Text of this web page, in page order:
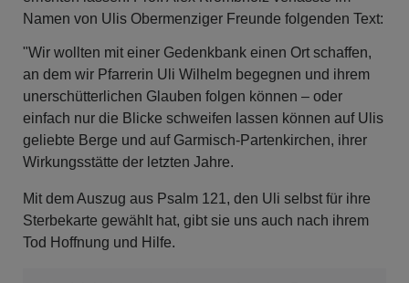
Namen von Ulis Obermenziger Freunde folgenden Text:
"Wir wollten mit einer Gedenkbank einen Ort schaffen,
an dem wir Pfarrerin Uli Wilhelm begegnen und ihrem
unerschütterlichen Glauben folgen können – oder
einfach nur die Blicke schweifen lassen können auf Ulis
geliebte Berge und auf Garmisch-Partenkirchen, ihrer
Wirkungsstätte der letzten Jahre.
Mit dem Auszug aus Psalm 121, den Uli selbst für ihre
Sterbekarte gewählt hat, gibt sie uns auch nach ihrem
Tod Hoffnung und Hilfe.